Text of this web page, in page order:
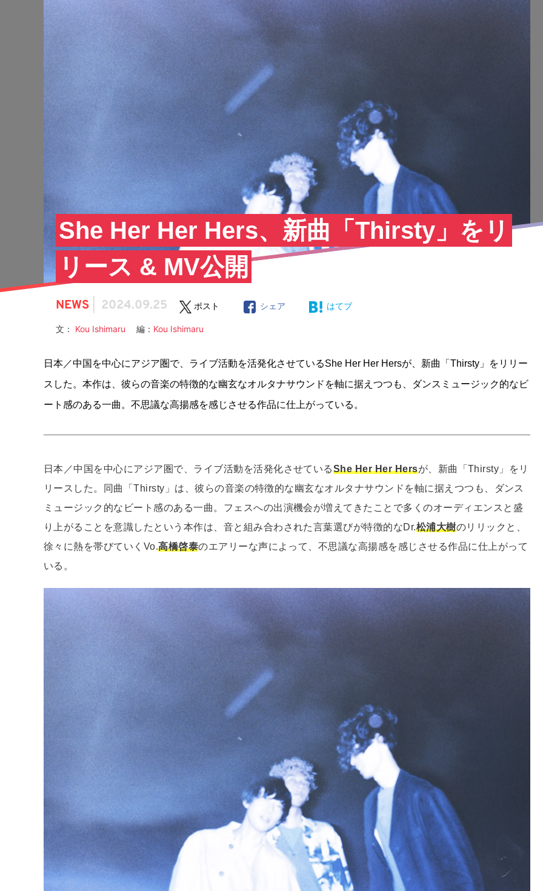
She Her Her Hers、新曲「Thirsty」をリ
リース & MV公開
NEWS 2024.09.25 ポスト シェア はてブ
文： Kou Ishimaru 編： Kou Ishimaru
日本／中国を中心にアジア圏で、ライブ活動を活発化させているShe Her Her Hersが、新曲「Thirsty」をリリー
スした。本作は、彼らの音楽の特徴的な幽玄なオルタナサウンドを軸に据えつつも、ダンスミュージック的なビ
ート感のある一曲。不思議な高揚感を感じさせる作品に仕上がっている。
日本／中国を中心にアジア圏で、ライブ活動を活発化させているShe Her Her Hersが、新曲「Thirsty」をリ
リースした。同曲「Thirsty」は、彼らの音楽の特徴的な幽玄なオルタナサウンドを軸に据えつつも、ダンス
ミュージック的なビート感のある一曲。フェスへの出演機会が増えてきたことで多くのオーディエンスと盛
り上がることを意識したという本作は、音と組み合わされた言葉選びが特徴的なDr.松浦大樹のリリックと、
徐々に熱を帯びていくVo.高橋啓泰のエアリーな声によって、不思議な高揚感を感じさせる作品に仕上がって
いる。